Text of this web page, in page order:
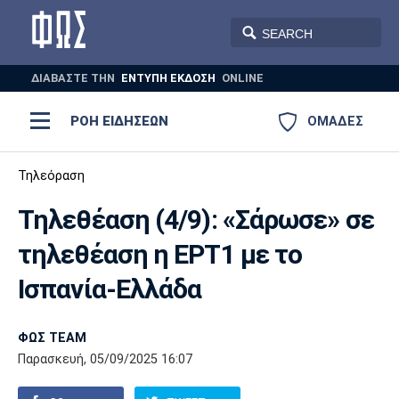
ΔΙΑΒΑΣΤΕ THN ΕΝΤΥΠΗ ΕΚΔΟΣΗ ONLINE
ΟΜΑΔΕΣ
ΡΟΗ ΕΙΔΗΣΕΩΝ
ΠΟΔΟΣΦΑΙΡΟ
ΠΟΛΟ ΣΠΟΡ
AUTO-MOTO PLUS
Ποδόσφαιρο
Super League 1
Super League 2
Ελλάδα
Μπάσκετ
Ελλάδα
EuroLeague
Ολυμπιακοί Αγώνες
Πόλο
Ολυμπιακός ΑΕΚ ΠΑΟΚ
Παναθηναϊκός Ατρόμητος
Τηλεόραση
Τηλεθέαση (4/9): «Σάρωσε» σε
τηλεθέαση η ΕΡΤ1 με το
Ισπανία-Ελλάδα
ΦΩΣ TEAM
Παρασκευή, 05/09/2025 16:07